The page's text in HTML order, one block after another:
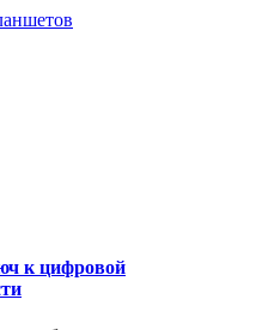
к цифровой